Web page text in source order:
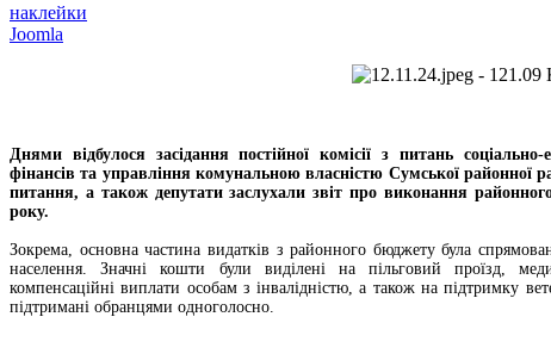
наклейки
Joomla
Днями відбулося засідання постійної комісії з питань
фінансів та управління комунальною власністю Сумської районної
питання, а також депутати заслухали звіт про виконання
року.
Зокрема, основна частина видатків з районного бюджету була
населення. Значні кошти були виділені на пільговий проїзд,
компенсаційні виплати особам з інвалідністю, а також на підтримку
підтримані обранцями одноголосно.